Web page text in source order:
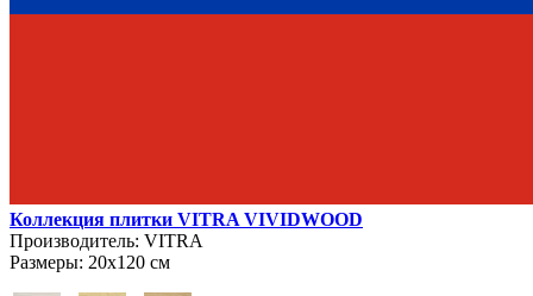
Коллекция плитки VITRA VIVIDWOOD
Производитель: VITRA
Размеры: 20х120 см